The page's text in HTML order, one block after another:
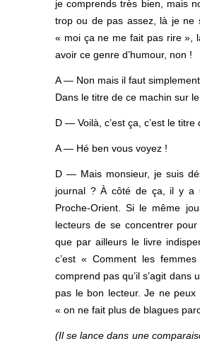
je comprends très bien, mais
trop ou de pas assez, là je ne
« moi ça ne me fait pas rire »,
avoir ce genre d’humour, non !
A — Non mais il faut
Dans le titre de ce machin sur
D — Voilà, c’est ça, c’est le
A — Hé ben vous voyez !
D — Mais monsieur, je suis
journal ? À côté de ça, il y a
Proche-Orient. Si le même
lecteurs de se concentrer
que par ailleurs le livre
c’est « Comment les
comprend pas qu’il s’agit dans
pas le bon lecteur. Je ne
« on ne fait plus de blagues
(Il se lance dans une